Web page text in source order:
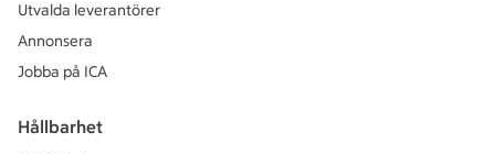
Utvalda leverantörer
Annonsera
Jobba på ICA
Hållbarhet